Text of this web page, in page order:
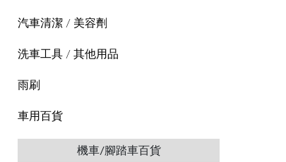
汽車清潔 / 美容劑
洗車工具 / 其他用品
雨刷
車用百貨
機車/腳踏車百貨